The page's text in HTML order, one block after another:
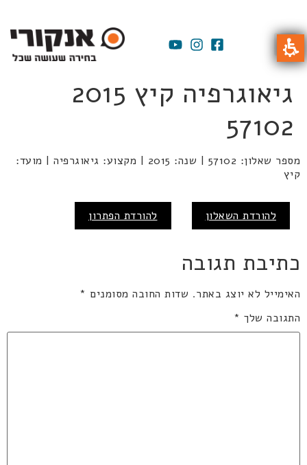
גיאוגרפיה קיץ 2015
57102
מספר שאלון: 57102 | שנה: 2015 | מקצוע: גיאוגרפיה | מועד:
קיץ
להורדת השאלון להורדת הפתרון
כתיבת תגובה
האימייל לא יוצג באתר. שדות החובה מסומנים *
התגובה שלך *